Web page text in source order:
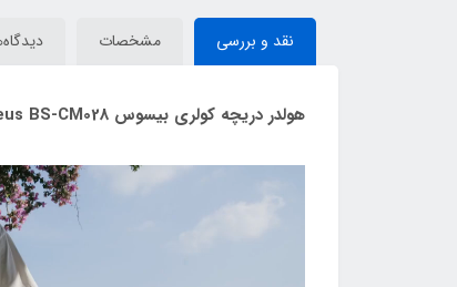
نقد و بررسی مشخصات
هولدر دریچه کولری بیسوس Baseus BS-CM028